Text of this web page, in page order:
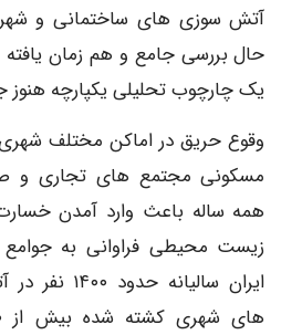
آتش سوزی های ساختمانی و
حال بررسی جامع و هم زمان
یک چارچوب تحلیلی یکپارچه هنوز
وقوع حریق در اماکن مختلف
مسکونی مجتمع های تجاری و
همه ساله باعث وارد آمدن
زیست محیطی فراوانی به
ایران